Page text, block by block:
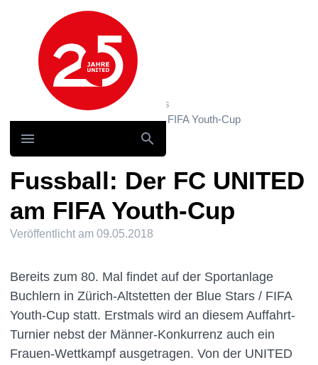
Hauptnavigation
News und Storys / News
Fussball: Der FC UNITED am FIFA Youth-Cup
Fussball: Der FC UNITED
am FIFA Youth-Cup
Veröffentlicht am 09.05.2018
Bereits zum 80. Mal findet auf der Sportanlage
Buchlern in Zürich-Altstetten der Blue Stars / FIFA
Youth-Cup statt. Erstmals wird an diesem Auffahrt-
Turnier nebst der Männer-Konkurrenz auch ein
Frauen-Wettkampf ausgetragen. Von der UNITED